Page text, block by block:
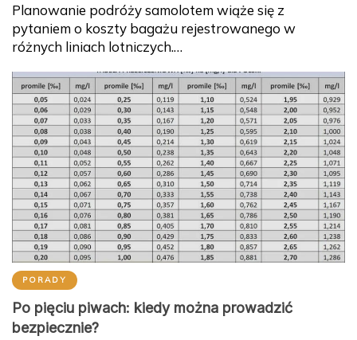
Planowanie podróży samolotem wiąże się z
pytaniem o koszty bagażu rejestrowanego w
różnych liniach lotniczych.…
PORADY
Po pięciu piwach: kiedy można prowadzić
bezpiecznie?